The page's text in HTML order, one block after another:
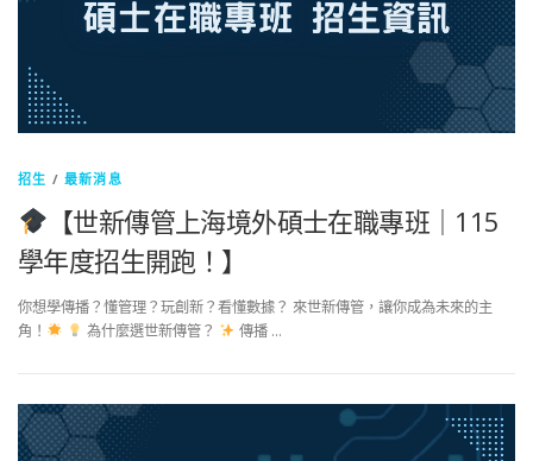
招生 /最新消息
【世新傳管上海境外碩士在職專班｜115
學年度招生開跑！】
你想學傳播？懂管理？玩創新？看懂數據？ 來世新傳管，讓你成為未來的主
角！
為什麼選世新傳管？ 傳播 …